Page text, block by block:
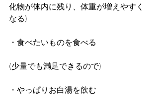
化物が体内に残り、体重が増えやすく
なる)
・食べたいものを食べる
(少量でも満足できるので)
・やっぱりお白湯を飲む